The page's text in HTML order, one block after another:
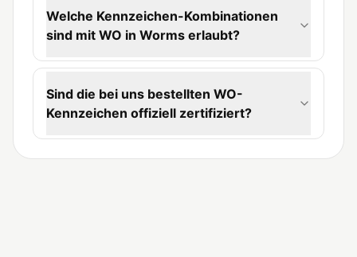
Welche Kennzeichen-Kombinationen
sind mit WO in Worms erlaubt?
Sind die bei uns bestellten WO-
Kennzeichen offiziell zertifiziert?